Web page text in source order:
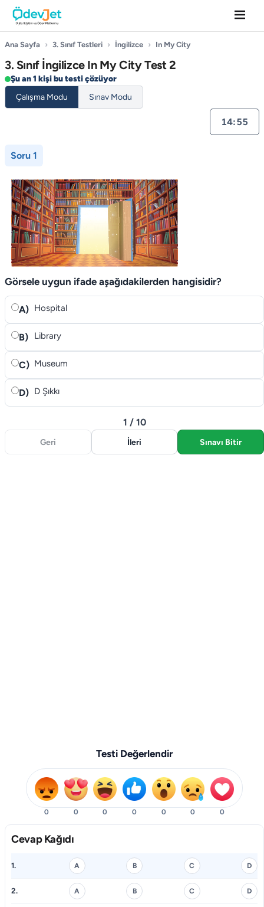
Ana Sayfa › 3. Sınıf Testleri › İngilizce › In My City
3. Sınıf İngilizce In My City Test 2
Şu an 1 kişi bu testi çözüyor
Çalışma Modu
Sınav Modu
14:55
Soru 1
Görsele uygun ifade aşağıdakilerden hangisidir?
A) Hospital
B) Library
C) Museum
D) D Şıkkı
Geri
1 / 10
İleri Sınavı Bitir
Testi Değerlendir
0 0 0 0 0 0 0
Cevap Kağıdı
1. A B C D
2. A B C D